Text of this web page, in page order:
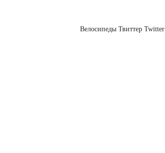
Велосипеды Твиттер Twitter